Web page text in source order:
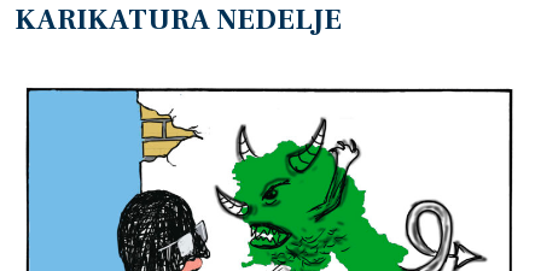
KARIKATURA NEDELJE